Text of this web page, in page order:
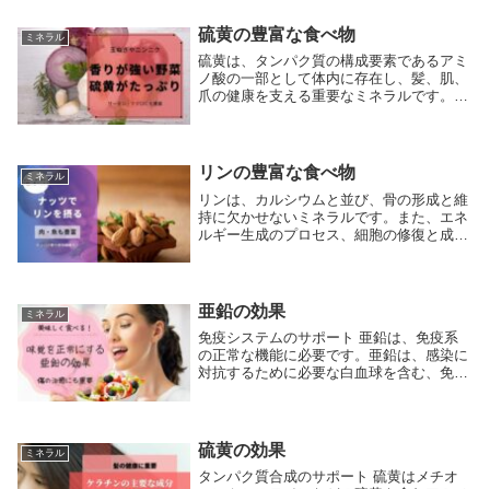
上昇や下降を...
ミネラル 硫黄の豊富な食べ物
硫黄は、タンパク質の構成要素であるアミ
ノ酸の一部として体内に存在し、髪、肌、
爪の健康を支える重要なミネラルです。ま
生活において重...
ミネラル リンの豊富な食べ物
リンは、カルシウムと並び、骨の形成と維
持に欠かせないミネラルです。また、エネ
ルギー生成のプロセス、細胞の修復と成
容易に必要量を...
ミネラル 亜鉛の効果
免疫システムのサポート 亜鉛は、免疫系
の正常な機能に必要です。亜鉛は、感染に
対抗するために必要な白血球を含む、免疫
鉛は細胞の...
ミネラル 硫黄の効果
タンパク質合成のサポート 硫黄はメチオ